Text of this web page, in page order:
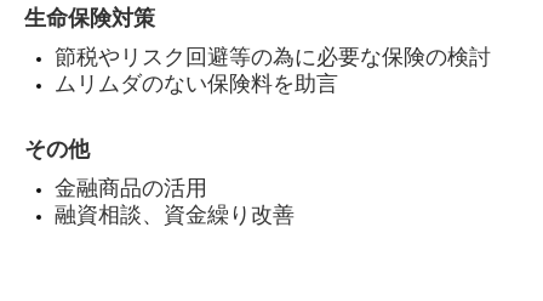
生命保険対策
節税やリスク回避等の為に必要な保険の検討
ムリムダのない保険料を助言
その他
金融商品の活用
融資相談、資金繰り改善